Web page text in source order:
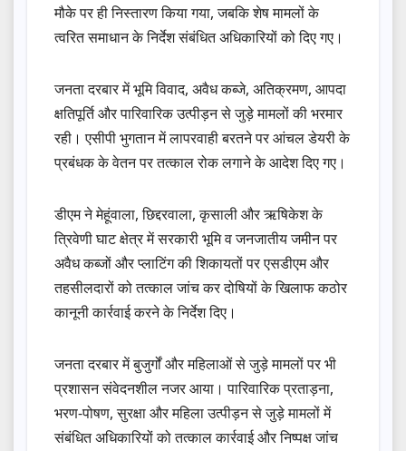
मौके पर ही निस्तारण किया गया, जबकि शेष मामलों के
त्वरित समाधान के निर्देश संबंधित अधिकारियों को दिए गए।
जनता दरबार में भूमि विवाद, अवैध कब्जे, अतिक्रमण, आपदा
क्षतिपूर्ति और पारिवारिक उत्पीड़न से जुड़े मामलों की भरमार
रही। एसीपी भुगतान में लापरवाही बरतने पर आंचल डेयरी के
प्रबंधक के वेतन पर तत्काल रोक लगाने के आदेश दिए गए।
डीएम ने मेहूंवाला, छिद्दरवाला, कृसाली और ऋषिकेश के
त्रिवेणी घाट क्षेत्र में सरकारी भूमि व जनजातीय जमीन पर
अवैध कब्जों और प्लाटिंग की शिकायतों पर एसडीएम और
तहसीलदारों को तत्काल जांच कर दोषियों के खिलाफ कठोर
कानूनी कार्रवाई करने के निर्देश दिए।
जनता दरबार में बुजुर्गों और महिलाओं से जुड़े मामलों पर भी
प्रशासन संवेदनशील नजर आया। पारिवारिक प्रताड़ना,
भरण-पोषण, सुरक्षा और महिला उत्पीड़न से जुड़े मामलों में
संबंधित अधिकारियों को तत्काल कार्रवाई और निष्पक्ष जांच